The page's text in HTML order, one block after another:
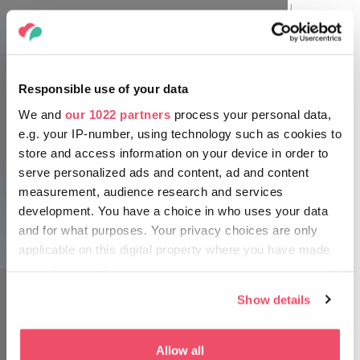
Responsible use of your data
We and our 1022 partners process your personal data,
e.g. your IP-number, using technology such as cookies to
store and access information on your device in order to
serve personalized ads and content, ad and content
measurement, audience research and services
development. You have a choice in who uses your data
and for what purposes. Your privacy choices are only
applicable on this digital property where you have made
If you allow, we would also like to:
Show details
Allow all
chodbách panuje věčné jaro, ať už je venku
obrovské vedro, nebo krutá zima.